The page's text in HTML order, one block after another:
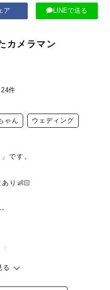
ア LINEで送る
カメラマン
24件
ゃん ウェディング
です。
り👶🏻
。
る